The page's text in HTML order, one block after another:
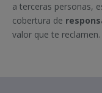
a terceras personas,
cobertura de
valor que te reclamen.